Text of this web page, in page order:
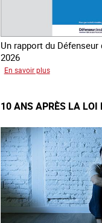
Un rapport du
2026
En savoir plussur
les
victimes
de
traite
des
êtres
humains
10 ANS APRÈS LA